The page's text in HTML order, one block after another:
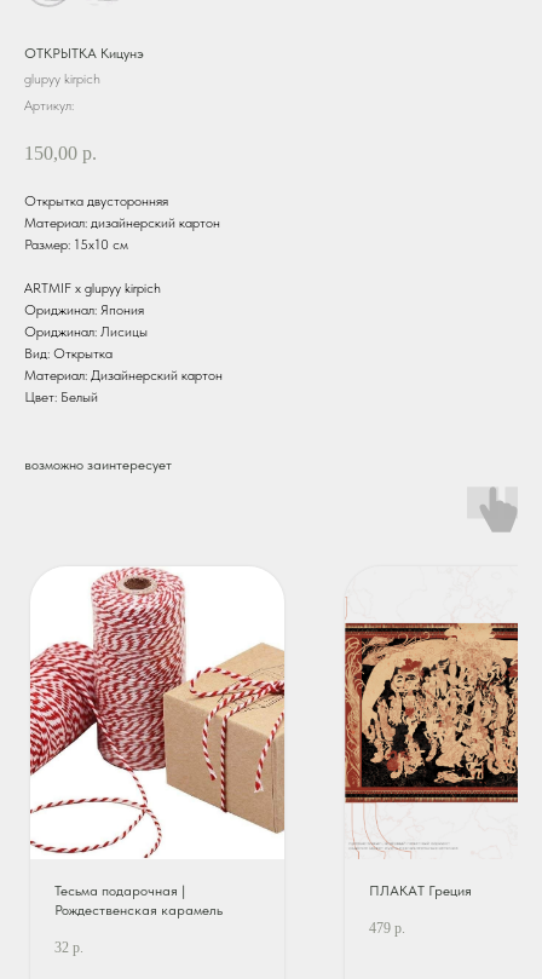
ОТКРЫТКА Кицунэ
glupyy kirpich
Артикул:
150,00 р.
Открытка двусторонняя
Материал: дизайнерский картон
Размер: 15х10 см
ARTMIF х glupyy kirpich
Ориджинал: Япония
Ориджинал: Лисицы
Вид: Открытка
Материал: Дизайнерский картон
Цвет: Белый
возможно заинтересует
Тесьма подарочная |
Рождественская карамель
32 р.
ПЛАКАТ Греция
479 р.